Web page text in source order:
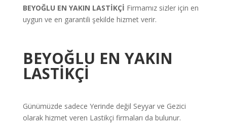
BEYOĞLU EN YAKIN LASTİKÇİ Firmamız sizler için en
uygun ve en garantili şekilde hizmet verir.
BEYOĞLU EN YAKIN
LASTİKÇİ
Günümüzde sadece Yerinde değil Seyyar ve Gezici
olarak hizmet veren Lastikçi firmaları da bulunur.